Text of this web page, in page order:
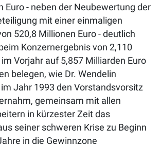
Euro - neben der Neubewertung der
mit einer einmaligen
520,8 Millionen Euro - deutlich
Konzernergebnis von 2,110
Vorjahr auf 5,857 Milliarden Euro
belegen, wie Dr. Wendelin
Jahr 1993 den Vorstandsvorsitz
gemeinsam mit allen
in kürzester Zeit das
seiner schweren Krise zu Beginn
in die Gewinnzone